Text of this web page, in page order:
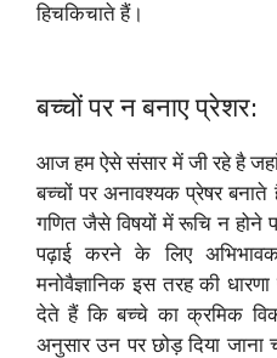
हिचकिचाते हैं।
बच्चों पर न बनाए प्रेशर:
आज हम ऐसे संसार में जी रहे है जहां
बच्चों पर अनावश्यक प्रेषर बनाते
गणित जैसे विषयों में रूचि न होने
पढ़ाई करने के लिए
मनोवैज्ञानिक इस तरह की
देते हैं कि बच्चे का क्रमिक
अनुसार उन पर छोड़ दिया जाना